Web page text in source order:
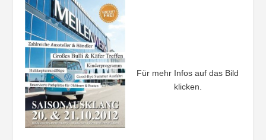
Für mehr Infos auf das Bild
klicken.